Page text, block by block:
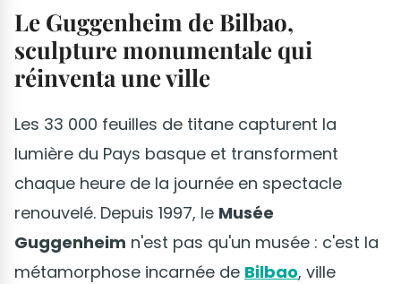
Le Guggenheim de Bilbao,
sculpture monumentale qui
réinventa une ville
Les 33 000 feuilles de titane capturent la
lumière du Pays basque et transforment
chaque heure de la journée en spectacle
renouvelé. Depuis 1997, le Musée
Guggenheim n'est pas qu'un musée : c'est la
métamorphose incarnée de Bilbao, ville